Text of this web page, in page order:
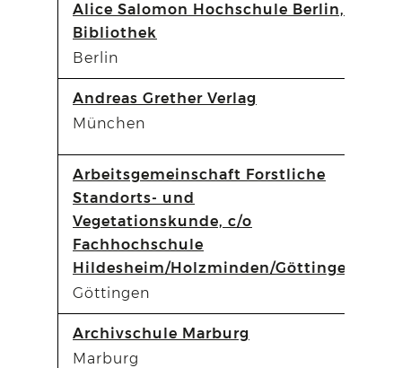
Alice Salomon Hochschule Berlin,
Bibliothek
Berlin
Andreas Grether Verlag
München
Arbeitsgemeinschaft Forstliche
Standorts- und
Vegetationskunde, c/o
Fachhochschule
Hildesheim/Holzminden/Göttingen
Göttingen
Archivschule Marburg
Marburg